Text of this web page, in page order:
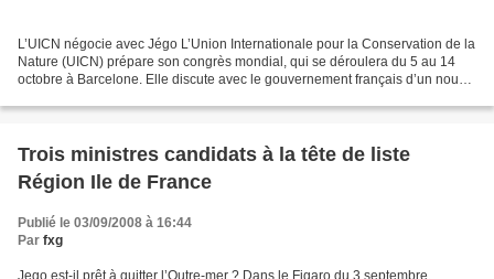
L’UICN négocie avec Jégo L’Union Internationale pour la Conservation de la
Nature (UICN) prépare son congrès mondial, qui se déroulera du 5 au 14
octobre à Barcelone. Elle discute avec le gouvernement français d’un nouvel
Trois ministres candidats à la tête de liste
Région Ile de France
Publié le 03/09/2008 à 16:44
Par fxg
Jego est-il prêt à quitter l’Outre-mer ? Dans le Figaro du 3 septembre,